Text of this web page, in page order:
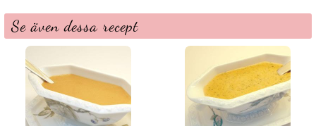
Se även dessa recept